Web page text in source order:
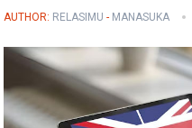
AUTHOR: RELASIMU - MANASUKA